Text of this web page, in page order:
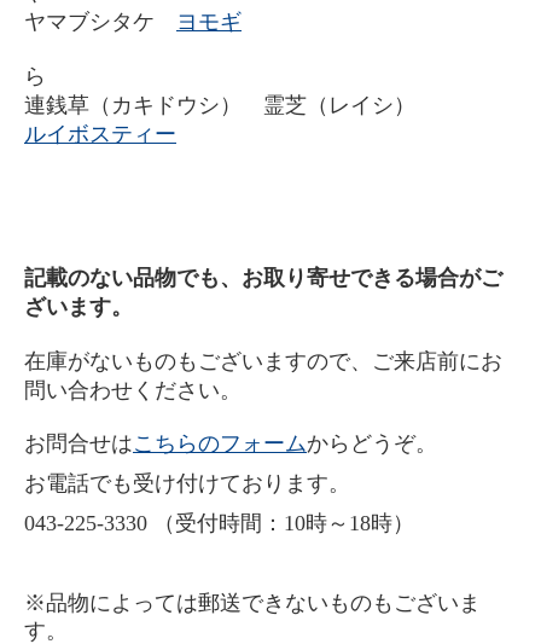
ヤマブシタケ ヨモギ
ら
連銭草（カキドウシ） 霊芝（レイシ）
ルイボスティー
記載のない品物でも、お取り寄せできる場合がご
ざいます。
在庫がないものもございますので、ご来店前にお
問い合わせください。
お問合せはこちらのフォームからどうぞ。
お電話でも受け付けております。
043-225-3330 （受付時間：10時～18時）
※品物によっては郵送できないものもございま
す。